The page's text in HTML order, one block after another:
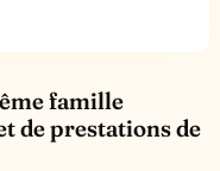
famille
de prestations de